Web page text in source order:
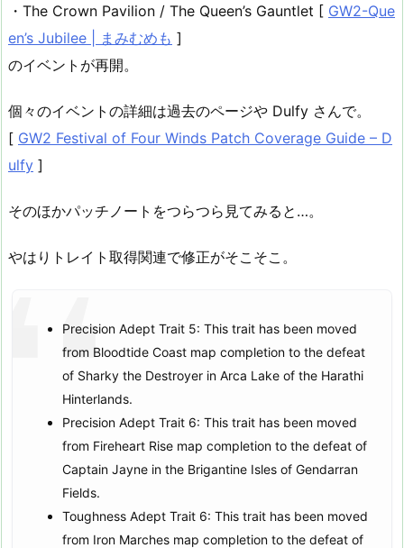
・The Crown Pavilion / The Queen’s Gauntlet [ GW2-Que
en’s Jubilee | まみむめも ]
のイベントが再開。
個々のイベントの詳細は過去のページや Dulfy さんで。
[ GW2 Festival of Four Winds Patch Coverage Guide – D
ulfy ]
そのほかパッチノートをつらつら見てみると…。
やはりトレイト取得関連で修正がそこそこ。
Precision Adept Trait 5: This trait has been moved
from Bloodtide Coast map completion to the defeat
of Sharky the Destroyer in Arca Lake of the Harathi
Hinterlands.
Precision Adept Trait 6: This trait has been moved
from Fireheart Rise map completion to the defeat of
Captain Jayne in the Brigantine Isles of Gendarran
Fields.
Toughness Adept Trait 6: This trait has been moved
from Iron Marches map completion to the defeat of